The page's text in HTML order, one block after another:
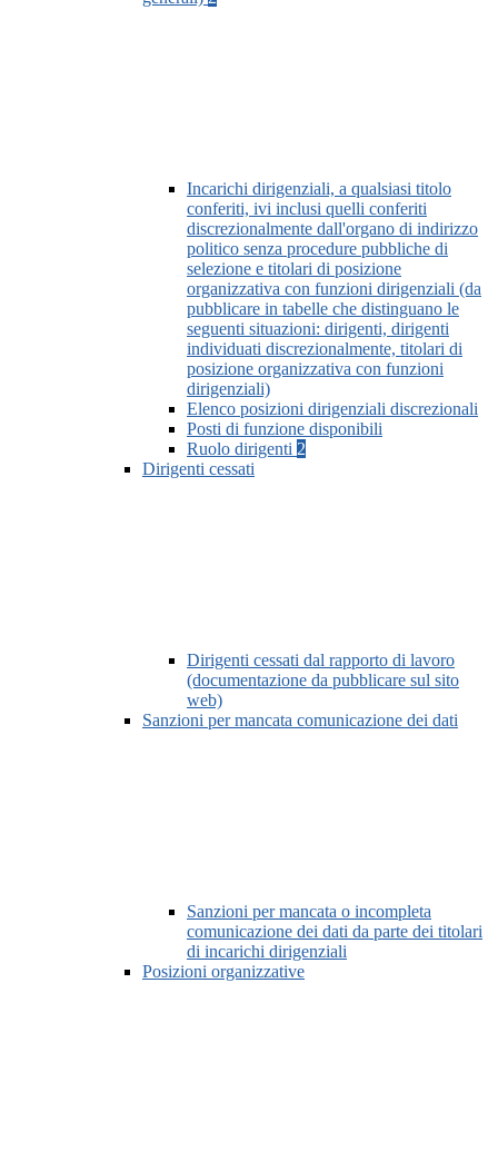
Incarichi dirigenziali, a qualsiasi titolo
conferiti, ivi inclusi quelli conferiti
discrezionalmente dall'organo di indirizzo
politico senza procedure pubbliche di
selezione e titolari di posizione
organizzativa con funzioni dirigenziali (da
pubblicare in tabelle che distinguano le
seguenti situazioni: dirigenti, dirigenti
individuati discrezionalmente, titolari di
posizione organizzativa con funzioni
dirigenziali)
Elenco posizioni dirigenziali discrezionali
Posti di funzione disponibili
Ruolo dirigenti 2
Dirigenti cessati
Dirigenti cessati dal rapporto di lavoro
(documentazione da pubblicare sul sito
web)
Sanzioni per mancata comunicazione dei dati
Sanzioni per mancata o incompleta
comunicazione dei dati da parte dei titolari
di incarichi dirigenziali
Posizioni organizzative